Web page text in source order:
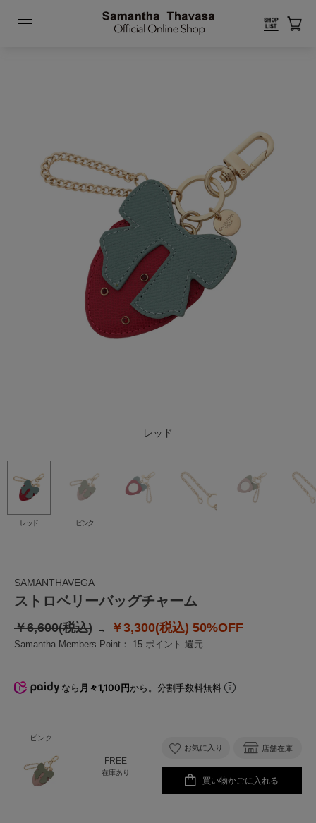
レッド
ピンク
レッド ピンク
SAMANTHAVEGA
ストロベリーバッグチャーム
￥6,600(税込) ￥3,300(税込) 50%OFF
Samantha Members Point： 15 ポイント 還元
なら 月々1,100円から。分割手数料無料
ピンク
FREE
在庫あり
お気に入り 店舗在庫
買い物かごに入れる